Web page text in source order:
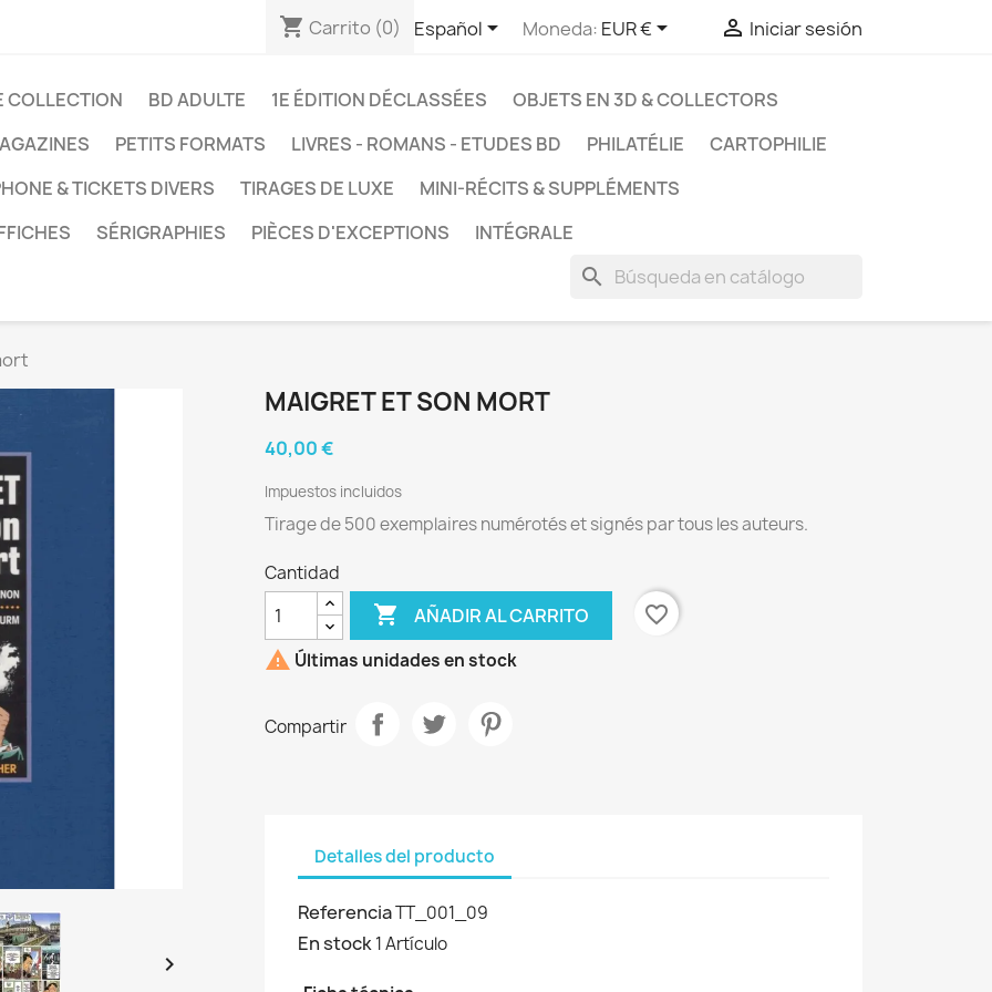
shopping_cart Carrito (0) Español Moneda: EUR €  Iniciar sesión
COLLECTION BD ADULTE 1E ÉDITION DÉCLASSÉES
OBJETS EN 3D & COLLECTORS
PETITS FORMATS LIVRES - ROMANS - ETUDES BD PHILATÉLIE
CARTOPHILIE
& TICKETS DIVERS
TIRAGES DE LUXE
MINI-RÉCITS & SUPPLÉMENTS
SÉRIGRAPHIES PIÈCES D'EXCEPTIONS INTÉGRALE
search

MAIGRET ET SON MORT
40,00 €
Impuestos incluidos
Tirage de 500 exemplaires numérotés et signés par tous les auteurs.
Cantidad
 AÑADIR AL CARRITO
favorite_border
 Últimas unidades en stock
Compartir
Detalles del producto
ReferenciaTT_001_09
En stock1 Artículo